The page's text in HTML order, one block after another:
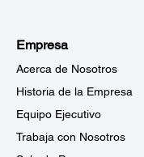
Empresa
Acerca de Nosotros
Historia de la Empresa
Equipo Ejecutivo
Trabaja con Nosotros